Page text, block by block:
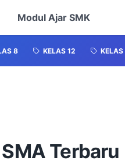
Modul Ajar SMK
8 KELAS 12 KELAS
Terbaru